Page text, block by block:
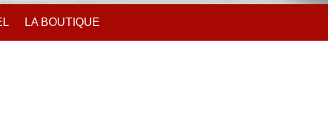
LA BOUTIQUE